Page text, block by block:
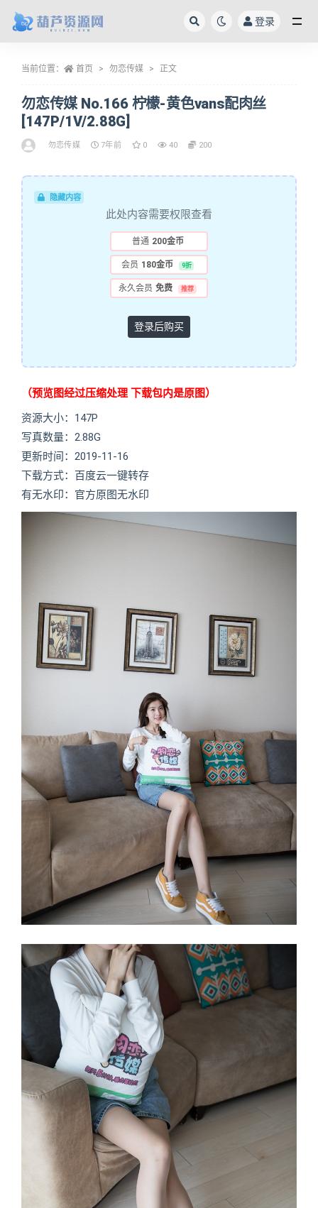
登录
当前位置： 首页 勿恋传媒 正文
勿恋传媒 No.166 柠檬-黄色vans配肉丝
[147P/1V/2.88G]
勿恋传媒 7年前 0 40 200
隐藏内容
此处内容需要权限查看
普通 200金币
会员 180金币 9折
永久会员 免费 推荐
登录后购买
（预览图经过压缩处理 下载包内是原图）
资源大小：147P
写真数量：2.88G
更新时间：2019-11-16
下载方式：百度云一键转存
有无水印：官方原图无水印